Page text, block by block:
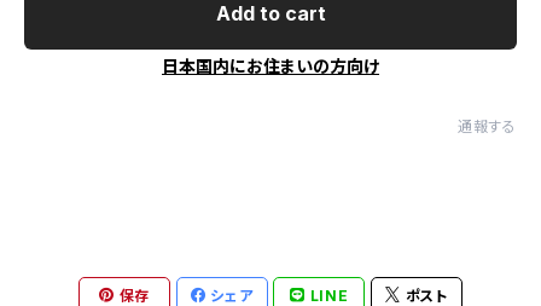
Add to cart
日本国内にお住まいの方向け
通報する
保存 シェア LINE ポスト